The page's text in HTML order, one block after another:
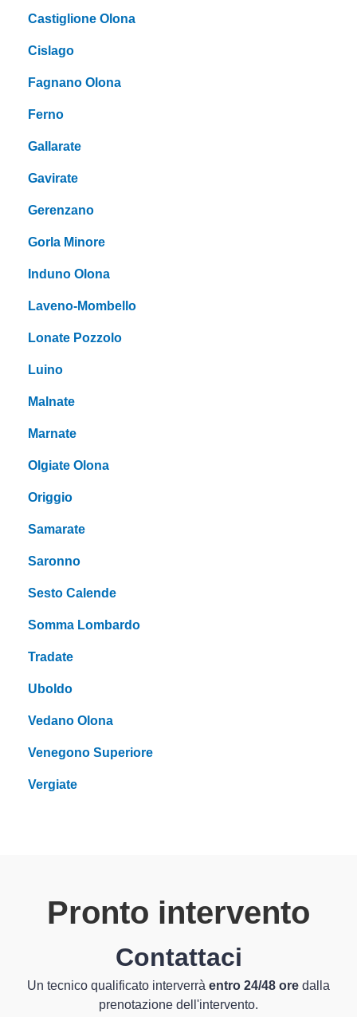
Castiglione Olona
Cislago
Fagnano Olona
Ferno
Gallarate
Gavirate
Gerenzano
Gorla Minore
Induno Olona
Laveno-Mombello
Lonate Pozzolo
Luino
Malnate
Marnate
Olgiate Olona
Origgio
Samarate
Saronno
Sesto Calende
Somma Lombardo
Tradate
Uboldo
Vedano Olona
Venegono Superiore
Vergiate
Pronto intervento
Contattaci
Un tecnico qualificato interverrà entro 24/48 ore dalla
prenotazione dell'intervento.